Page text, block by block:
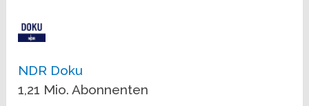
NDR Doku
1,21 Mio. Abonnenten